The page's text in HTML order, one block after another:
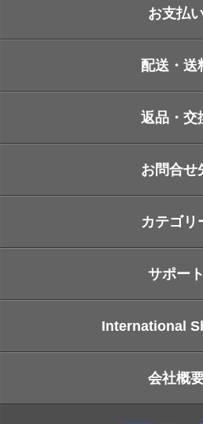
お支払
配送・送
返品・交
お問合せ
カテゴリ
サポート
International
会社概